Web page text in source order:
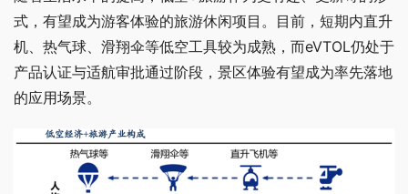
式，有望成为游客体验的旅游休闲项目。目前，短期内直升
机、热气球、滑翔伞等低空工具较为成熟，而eVTOL仍处于
产品认证与适航审批通过阶段，景区体验有望成为率先落地
的应用场景。